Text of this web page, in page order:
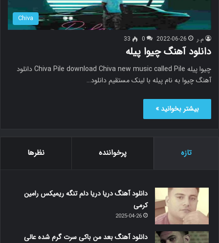
Chiva
م.ر 2022-06-26
0
33
دانلود آهنگ چیوا پیله
چیوا پیله Chiva Pile download Chiva new music called Pile دانلود
آهنگ چیوا به نام پیله با لینک مستقیم دانلود…
بیشتر بخوانید »
تازه پرخواننده نظرها
دانلود آهنگ دریا دریا دلم تنگه ریمیکس رامین
کرمی
2025-04-26
دانلود آهنگ بعد من باکی سرت گرم شده عالی